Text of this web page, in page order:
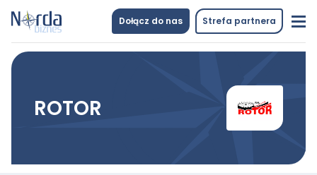
Dołącz do nas Strefa partnera
ROTOR